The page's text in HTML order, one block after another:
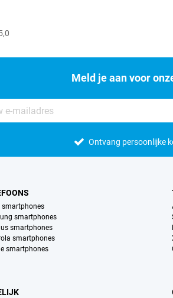
Meld je aan voor
Ontvang persoonlijke
smartphones
smartphones
smartphones
smartphones
smartphones